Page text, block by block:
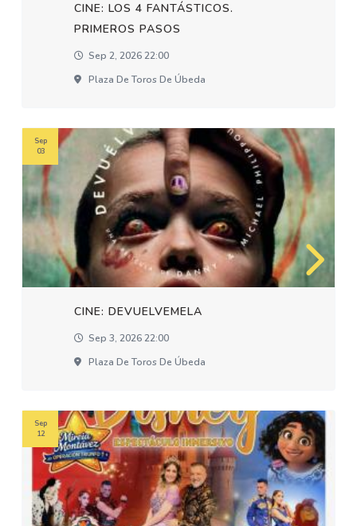
CINE: LOS 4 FANTÁSTICOS.
PRIMEROS PASOS
Sep 2, 2026 22:00
Plaza De Toros De Úbeda
CINE: DEVUELVEMELA
Sep 3, 2026 22:00
Plaza De Toros De Úbeda
Sep
03
Sep
12